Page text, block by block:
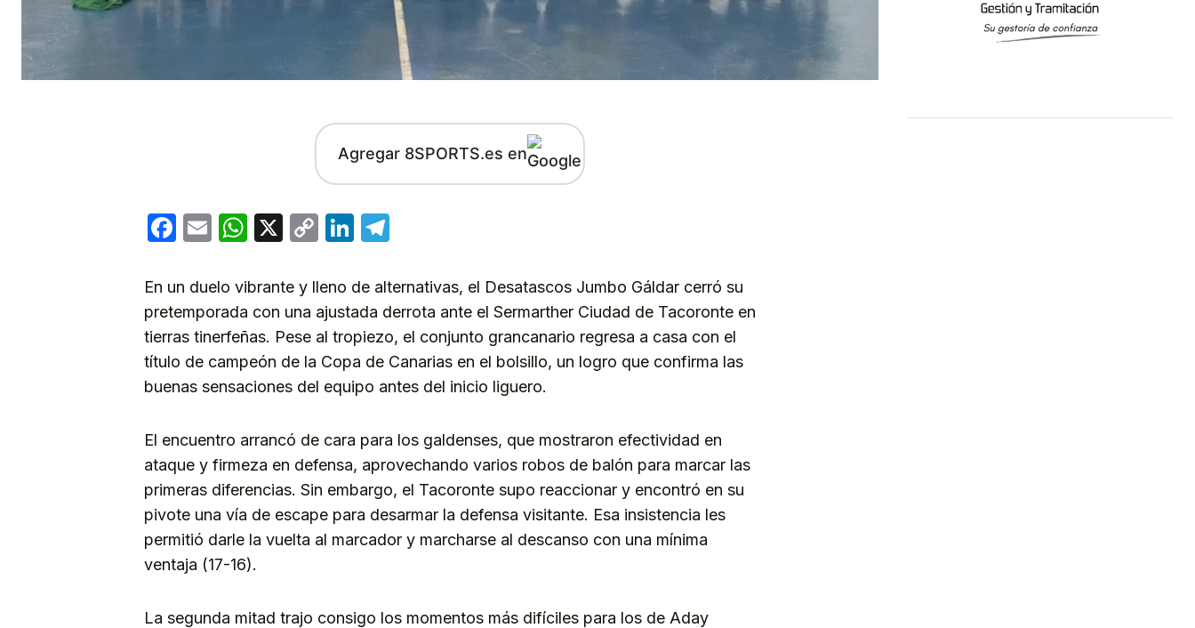
Agregar 8SPORTS.es en
Facebook
EmailWhatsApp
X
CopyLinkedIn
En un duelo vibrante y lleno de alternativas, el Desatascos Jumbo Gáldar cerró su
pretemporada con una ajustada derrota ante el Sermarther Ciudad de Tacoronte en
tierras tinerfeñas. Pese al tropiezo, el conjunto grancanario regresa a casa con el
título de campeón de la Copa de Canarias en el bolsillo, un logro que confirma las
buenas sensaciones del equipo antes del inicio liguero.
El encuentro arrancó de cara para los galdenses, que mostraron efectividad en
ataque y firmeza en defensa, aprovechando varios robos de balón para marcar las
primeras diferencias. Sin embargo, el Tacoronte supo reaccionar y encontró en su
pivote una vía de escape para desarmar la defensa visitante. Esa insistencia les
permitió darle la vuelta al marcador y marcharse al descanso con una mínima
ventaja (17-16).
La segunda mitad trajo consigo los momentos más difíciles para los de Aday